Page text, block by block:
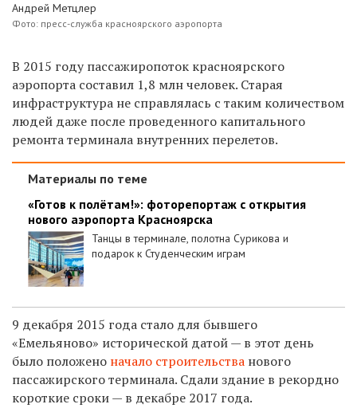
Андрей Метцлер
Фото: пресс-служба красноярского аэропорта
В 2015 году пассажиропоток красноярского
аэропорта составил 1,8 млн человек. Старая
инфраструктура не справлялась с таким количеством
людей даже после проведенного капитального
ремонта терминала внутренних перелетов.
Материалы по теме
«Готов к полётам!»: фоторепортаж с открытия
нового аэропорта Красноярска
Танцы в терминале, полотна Сурикова и
подарок к Студенческим играм
9 декабря 2015 года стало для бывшего
«Емельяново» исторической датой — в этот день
было положено начало строительства нового
пассажирского терминала. Сдали здание в рекордно
короткие сроки — в декабре 2017 года.